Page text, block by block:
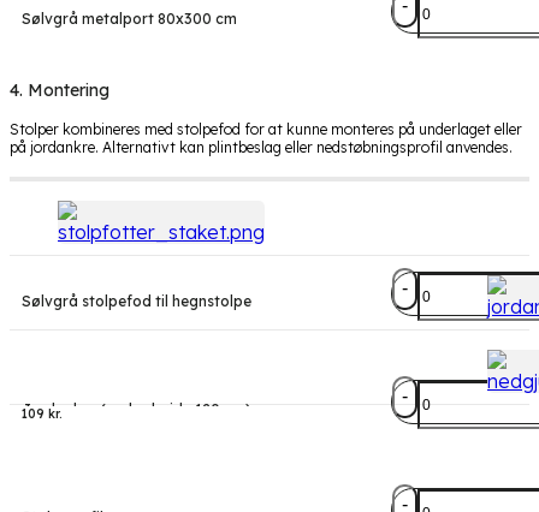
Sølvgrå metalport 80x300 cm
højde
4. Montering
Stolper kombineres med stolpefod for at kunne monteres på underlaget eller
på jordankre. Alternativt kan plintbeslag eller nedstøbningsprofil anvendes.
Sølvgrå stolpefod til hegnstolpe
Stolpefod
til
Jordanker (maks. højde 120 cm)
109 kr.
Jordankre
antal
Støbeprofil